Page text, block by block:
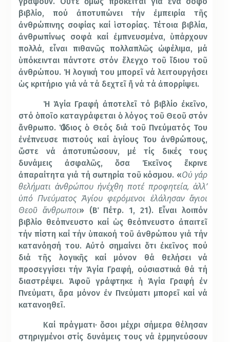
βιβλίο, πού ἀποτυπώνει τήν ἐμπειρία τῆς
ἀνθρώπινης σοφίας καί ἱστορίας. Τέτοια βιβλία,
ἀνθρωπίνως σοφά καί ἐμπνευσμένα, ὑπάρχουν
πολλά, εἶναι πιθανῶς πολλαπλῶς ὠφέλιμα, μά
ὑπόκεινται πάντοτε στόν ἔλεγχο τοῦ ἴδιου τοῦ
ἀνθρώπου. Ἡ λογική του μπορεῖ νά λειτουργήσει
ὡς κριτήριο γιά νά τά δεχτεῖ ἤ νά τά ἀπορρίψει.
Ἡ Ἁγία Γραφή ἀποτελεῖ τό βιβλίο ἐκεῖνο,
στό ὁποῖο καταγράφεται ὁ λόγος τοῦ Θεοῦ στόν
ἄνθρωπο. Ὁ ἴδιος ὁ Θεός διά τοῦ Πνεύματός Του
ἐνέπνευσε πιστούς καί ἁγίους Του ἀνθρώπους,
ὥστε νά ἀποτυπώσουν, μέ τίς δικές τους
δυνάμεις ἀσφαλῶς, ὅσα Ἐκεῖνος ἔκρινε
ἀπαραίτητα γιά τή σωτηρία τοῦ κόσμου. «Οὐ γάρ
θελήματι ἀνθρώπου ἠνέχθη ποτέ προφητεία, ἀλλ’
ὑπό Πνεύματος Ἁγίου φερόμενοι ἐλάλησαν ἅγιοι
Θεοῦ ἄνθρωποι» (Β΄ Πέτρ. 1, 21). Εἶναι λοιπόν
βιβλίο θεόπνευστο καί ὡς θεόπνευστο ἀπαιτεῖ
τήν πίστη καί τήν ὑπακοή τοῦ ἀνθρώπου γιά τήν
κατανόησή του. Αὐτό σημαίνει ὅτι ἐκεῖνος πού
διά τῆς λογικῆς καί μόνον θά θελήσει νά
προσεγγίσει τήν Ἁγία Γραφή, οὐσιαστικά θά τή
διαστρέψει. Ἀφοῦ γράφτηκε ἡ Ἁγία Γραφή ἐν
Πνεύματι, ἄρα μόνον ἐν Πνεύματι μπορεῖ καί νά
κατανοηθεῖ.
Καί πράγματι· ὅσοι μέχρι σήμερα θέλησαν
στηριγμένοι στίς δυνάμεις τους νά ἑρμηνεύσουν